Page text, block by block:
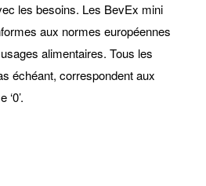
les besoins. Les BevEx mini
aux normes européennes
alimentaires. Tous les
échéant, correspondent aux